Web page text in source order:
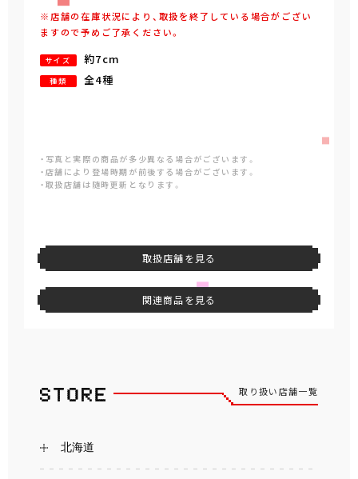
※店舗の在庫状況により、取扱を終了している場合がござい
ますので予めご了承ください。
サイズ 約7cm
種類 全4種
・写真と実際の商品が多少異なる場合がございます。
・店舗により登場時期が前後する場合がございます。
・取扱店舗は随時更新となります。
取扱店舗を見る
関連商品を見る
取り扱い店舗一覧
北海道